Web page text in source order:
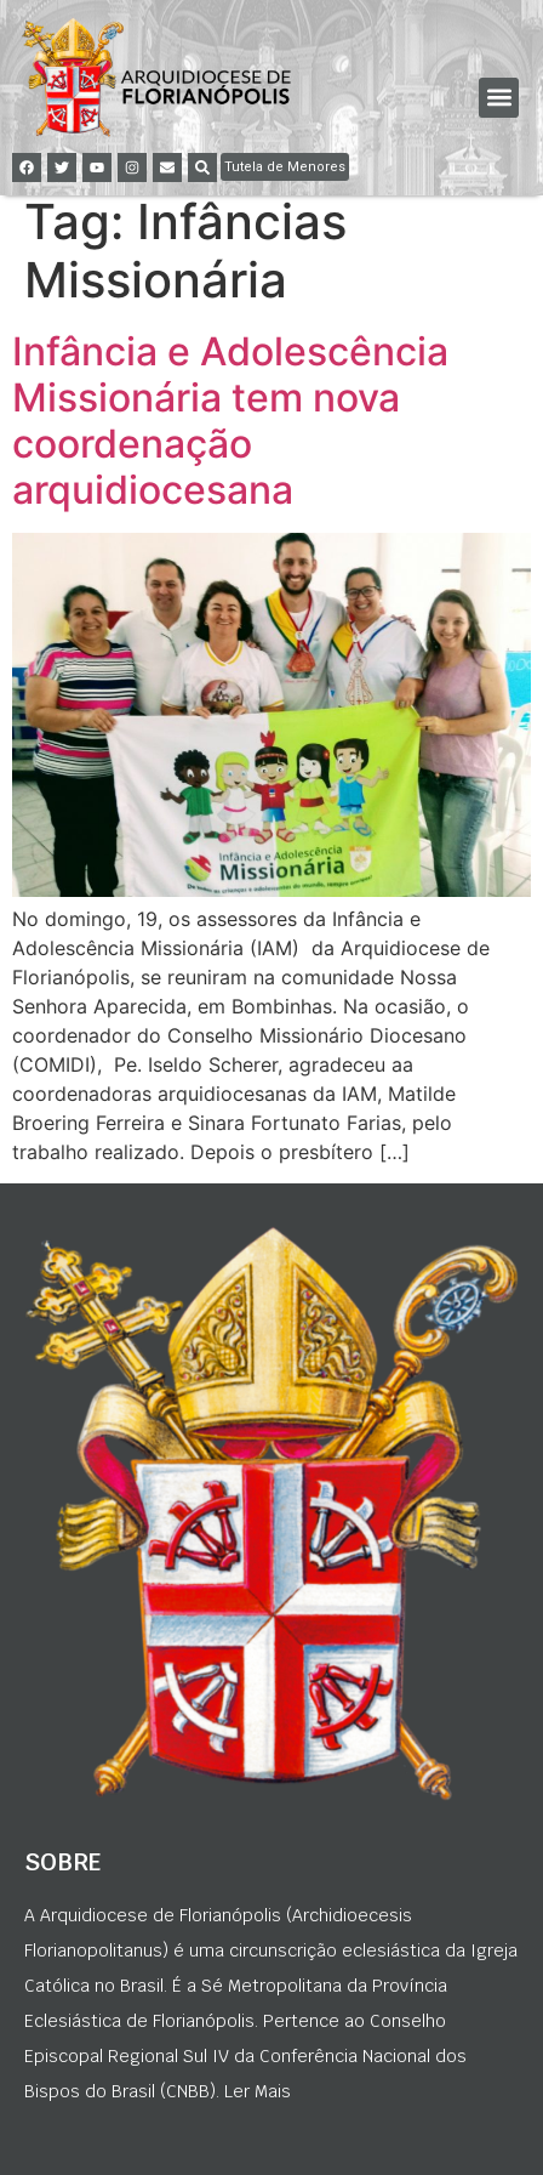
Tutela de Menores
Tag: Infâncias
Missionária
Infância e Adolescência
Missionária tem nova
coordenação
arquidiocesana
No domingo, 19, os assessores da Infância e
Adolescência Missionária (IAM) da Arquidiocese de
Florianópolis, se reuniram na comunidade Nossa
Senhora Aparecida, em Bombinhas. Na ocasião, o
coordenador do Conselho Missionário Diocesano
(COMIDI), Pe. Iseldo Scherer, agradeceu aa
coordenadoras arquidiocesanas da IAM, Matilde
Broering Ferreira e Sinara Fortunato Farias, pelo
trabalho realizado. Depois o presbítero […]
SOBRE
A Arquidiocese de Florianópolis (Archidioecesis
Florianopolitanus) é uma circunscrição eclesiástica da Igreja
Católica no Brasil. É a Sé Metropolitana da Província
Eclesiástica de Florianópolis. Pertence ao Conselho
Episcopal Regional Sul IV da Conferência Nacional dos
Bispos do Brasil (CNBB). Ler Mais